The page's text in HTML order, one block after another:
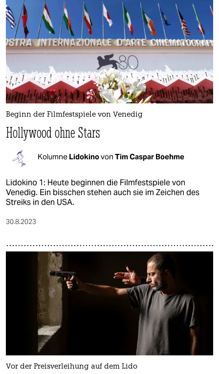
Beginn der Filmfestspiele von Venedig
Hollywood ohne Stars
Kolumne Lidokinovon Tim Caspar Boehme
Lidokino 1: Heute beginnen die Filmfestspiele von
Venedig. Ein bisschen stehen auch sie im Zeichen des
Streiks in den USA.
30.8.2023
Vor der Preisverleihung auf dem Lido